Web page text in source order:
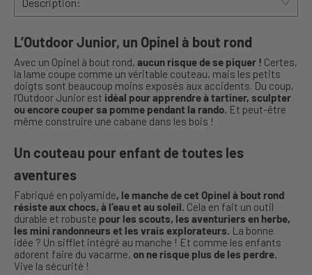
L’Outdoor Junior, un Opinel à bout rond
Avec un Opinel à bout rond, aucun risque de se piquer ! Certes,
la lame coupe comme un véritable couteau, mais les petits
doigts sont beaucoup moins exposés aux accidents. Du coup,
l’Outdoor Junior est idéal pour apprendre à tartiner, sculpter
ou encore couper sa pomme pendant la rando. Et peut-être
même construire une cabane dans les bois !
Un couteau pour enfant de toutes les
aventures
Fabriqué en polyamide, le manche de cet Opinel à bout rond
résiste aux chocs, à l’eau et au soleil. Cela en fait un outil
durable et robuste pour les scouts, les aventuriers en herbe,
les mini randonneurs et les vrais explorateurs. La bonne
idée ? Un sifflet intégré au manche ! Et comme les enfants
adorent faire du vacarme, on ne risque plus de les perdre.
Vive la sécurité !